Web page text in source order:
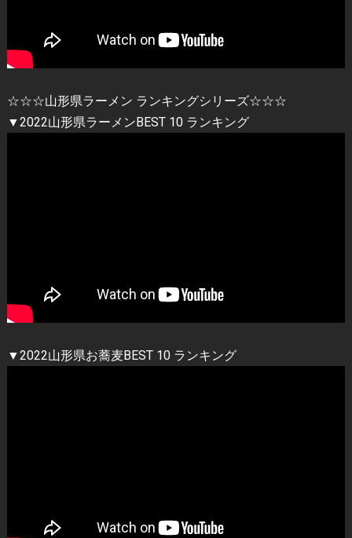
☆☆☆山形県ラーメン ランキングシリーズ☆☆☆
▼2022山形県ラーメンBEST 10 ランキング
▼2022山形県お蕎麦BEST 10 ランキング